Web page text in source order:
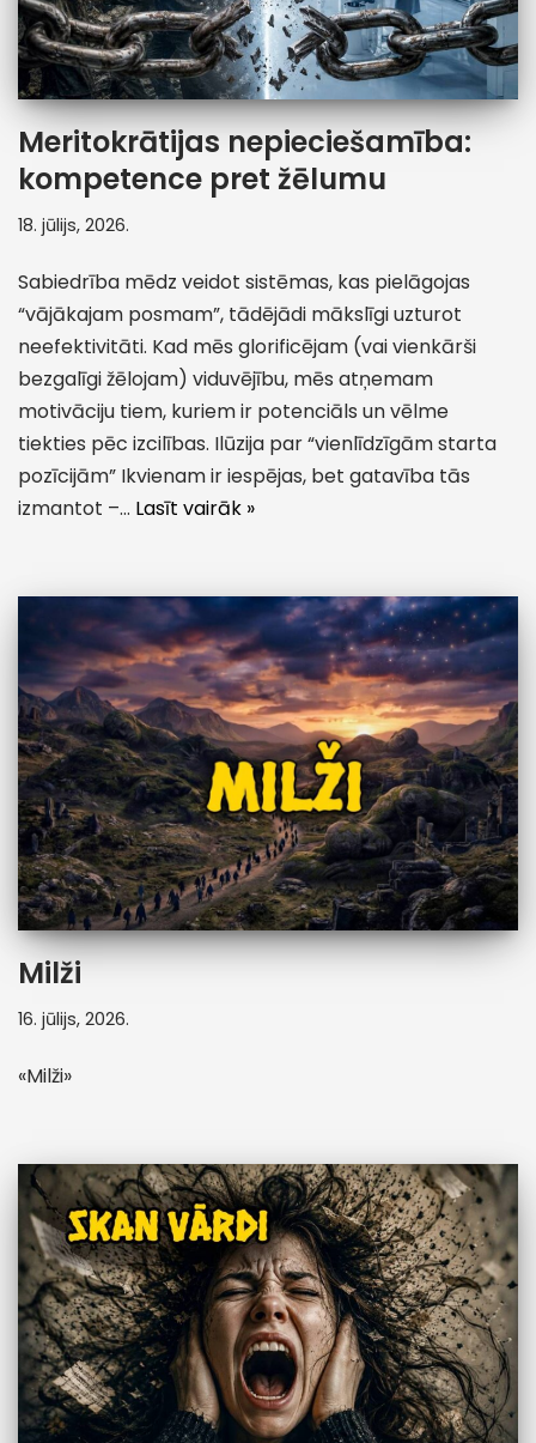
Meritokrātijas nepieciešamība:
kompetence pret žēlumu
18. jūlijs, 2026.
Sabiedrība mēdz veidot sistēmas, kas pielāgojas
“vājākajam posmam”, tādējādi mākslīgi uzturot
neefektivitāti. Kad mēs glorificējam (vai vienkārši
bezgalīgi žēlojam) viduvējību, mēs atņemam
motivāciju tiem, kuriem ir potenciāls un vēlme
tiekties pēc izcilības. Ilūzija par “vienlīdzīgām starta
pozīcijām” Ikvienam ir iespējas, bet gatavība tās
izmantot –… Lasīt vairāk »
Milži
16. jūlijs, 2026.
«Milži»